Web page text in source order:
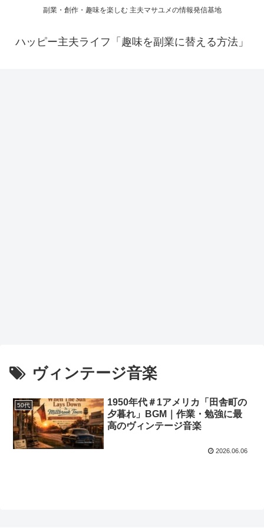
副業・創作・趣味を楽しむ 主夫マサユメの情報発信基地
ハッピー主夫ライフ「趣味を副業に替える方法」
ヴィンテージ音楽
50代
1950年代＃1アメリカ「田舎町の
夕暮れ」BGM｜作業・勉強に最
高のヴィンテージ音楽
2026.06.06